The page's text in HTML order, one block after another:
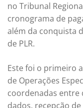
no Tribunal
cronograma de
além da conquista
de PLR.
Este foi o primeiro
de Operações
coordenadas entre
dados, recepção